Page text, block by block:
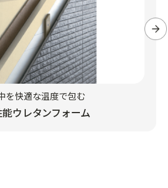
を快適な温度で包む
ウレタンフォーム